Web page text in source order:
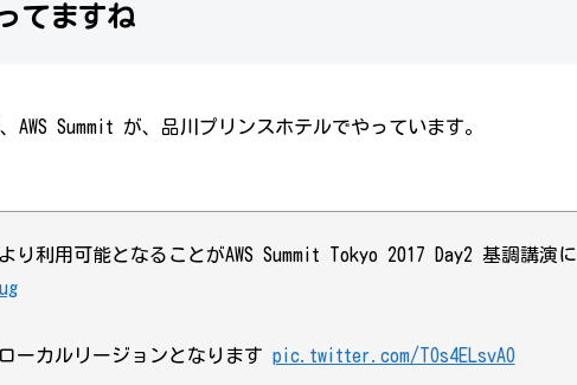
てますね
Summit が、品川プリンスホテルでやっています。
り利用可能となることがAWS Summit Tokyo 2017 Day2 基調講演に
ーカルリージョンとなります pic.twitter.com/TOs4ELsvAO